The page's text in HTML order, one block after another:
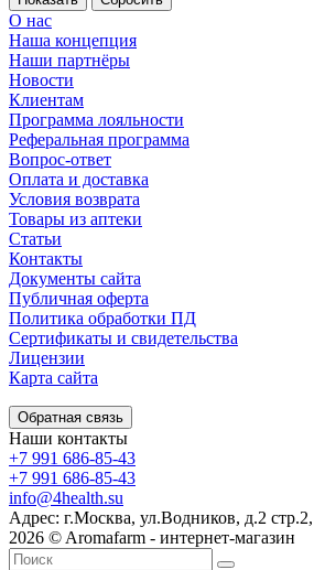
О нас
Наша концепция
Наши партнёры
Новости
Клиентам
Программа лояльности
Реферальная программа
Вопрос-ответ
Оплата и доставка
Условия возврата
Товары из аптеки
Статьи
Контакты
Документы сайта
Публичная оферта
Политика обработки ПД
Сертификаты и свидетельства
Лицензии
Карта сайта
Обратная связь
Наши контакты
+7 991 686-85-43
+7 991 686-85-43
info@4health.su
Адрес: г.Москва, ул.Водников, д.2
2026 © Aromafarm - интернет-магазин